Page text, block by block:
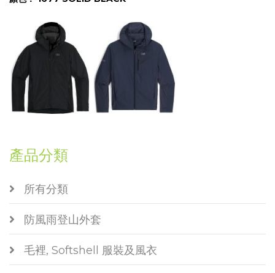
產品分類
所有分類
防風雨登山外套
毛裡, Softshell 服裝及風衣